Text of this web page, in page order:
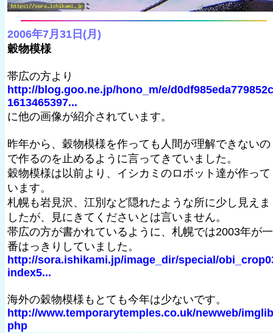
2006年7月31日(月)
穀物模様
帯広の方より
http://blog.goo.ne.jp/hono_m/e/
1613465397...
に他の画像が紹介されています。
昨年から、穀物模様を作っても人間が理解できないの
で作るのを止めるように言ってきていました。
穀物模様は以前より、イシカミのロボット達が作って
います。
札幌も岩見沢、江別など隠れたような所に少し見えま
したが、見にきてくださいとは言いません。
帯広の方が書かれているように、札幌では2003年が一
番はっきりしていました。
http://sora.ishikami.jp/image_dir/special/
index5...
海外の穀物模様もとても今年は少ないです。
http://www.temporarytemples.co.uk/newweb/
php